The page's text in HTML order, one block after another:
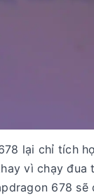
lại chỉ tích
vì chạy đua
678